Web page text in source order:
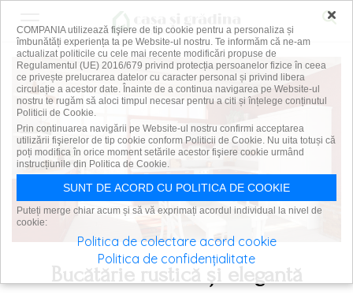
Bucătărie rustică și elegantă
×
COMPANIA utilizează fişiere de tip cookie pentru a personaliza și
îmbunătăți experiența ta pe Website-ul nostru. Te informăm că ne-am
actualizat politicile cu cele mai recente modificări propuse de
Regulamentul (UE) 2016/679 privind protecția persoanelor fizice în ceea
ce privește prelucrarea datelor cu caracter personal și privind libera
circulație a acestor date. Înainte de a continua navigarea pe Website-ul
nostru te rugăm să aloci timpul necesar pentru a citi și înțelege conținutul
Politicii de Cookie.
Prin continuarea navigării pe Website-ul nostru confirmi acceptarea
utilizării fişierelor de tip cookie conform Politicii de Cookie. Nu uita totuși că
poți modifica în orice moment setările acestor fişiere cookie urmând
instrucțiunile din Politica de Cookie.
SUNT DE ACORD CU POLITICA DE COOKIE
Puteți merge chiar acum și să vă exprimați acordul individual la nivel de
cookie:
Politica de colectare acord cookie
Politica de confidențialitate